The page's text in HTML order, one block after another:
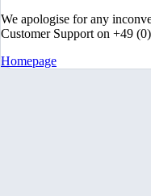
We apologise for any
Customer Support on +49
Homepage